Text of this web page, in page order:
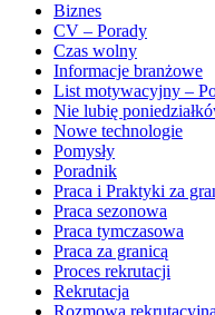
Biznes
CV – Porady
Czas wolny
Informacje branżowe
List motywacyjny –
Nie lubię
Nowe technologie
Pomysły
Poradnik
Praca i Praktyki za
Praca sezonowa
Praca tymczasowa
Praca za granicą
Proces rekrutacji
Rekrutacja
Rozmowa rekrutacyjna